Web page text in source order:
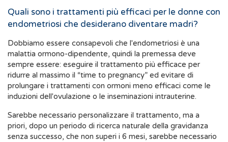
Quali sono i trattamenti più efficaci per le donne con
endometriosi che desiderano diventare madri?
Dobbiamo essere consapevoli che l'endometriosi è una
malattia ormono-dipendente, quindi la premessa deve
sempre essere: eseguire il trattamento più efficace per
ridurre al massimo il “time to pregnancy” ed evitare di
prolungare i trattamenti con ormoni meno efficaci come le
induzioni dell'ovulazione o le inseminazioni intrauterine.
Sarebbe necessario personalizzare il trattamento, ma a
priori, dopo un periodo di ricerca naturale della gravidanza
senza successo, che non superi i 6 mesi, sarebbe necessario